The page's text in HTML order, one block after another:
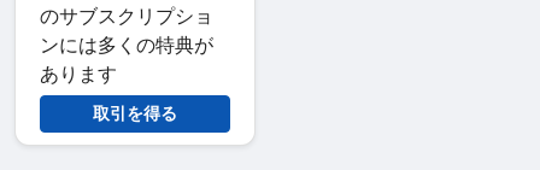
のサブスクリプショ
ンには多くの特典が
あります
取引を得る